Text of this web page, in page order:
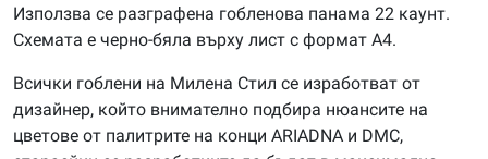
Използва се разграфена гобленова панама 22 каунт.
Схемата е черно-бяла върху лист с формат А4.
Всички гоблени на Милена Стил се изработват от
дизайнер, който внимателно подбира нюансите на
цветове от палитрите на конци ARIADNA и DMC,